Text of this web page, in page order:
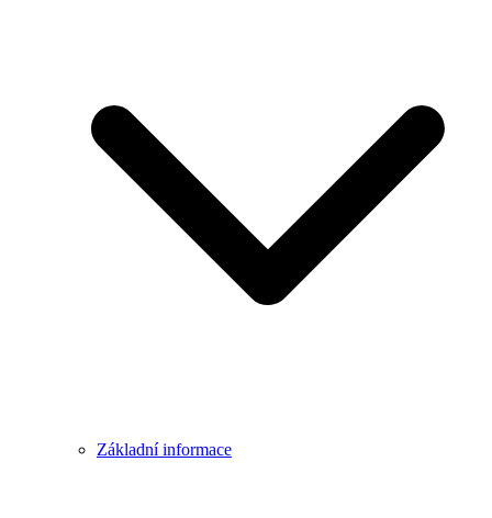
Základní informace